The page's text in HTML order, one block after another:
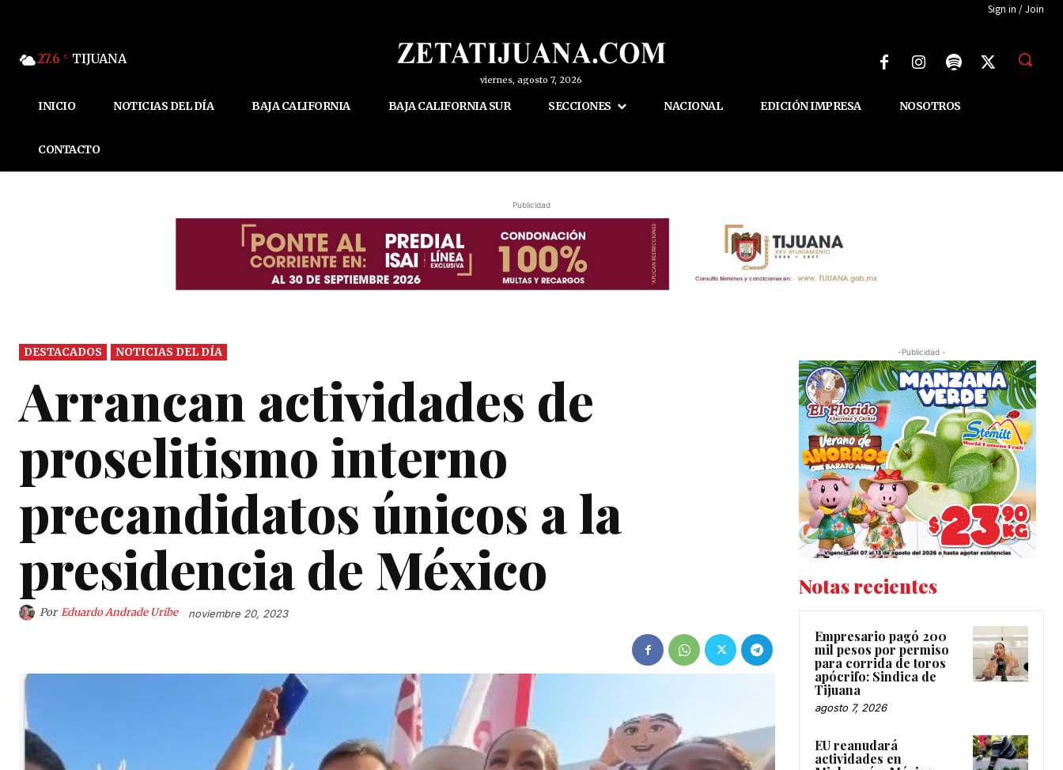
Sign in / Join
27.6 C TIJUANA
viernes, agosto 7, 2026
INICIO NOTICIAS DEL DÍA BAJA CALIFORNIA BAJA CALIFORNIA SUR SECCIONES NACIONAL EDICIÓN IMPRESA NOSOTROS
CONTACTO
Publicidad
DESTACADOS NOTICIAS DEL DÍA
Arrancan actividades de
proselitismo interno
precandidatos únicos a la
presidencia de México
Por Eduardo Andrade Uribe noviembre 20, 2023
-Publicidad -
Notas recientes
Empresario pagó 200
mil pesos por permiso
para corrida de toros
apócrifo: Sindica de
Tijuana
agosto 7, 2026
EU reanudará
actividades en